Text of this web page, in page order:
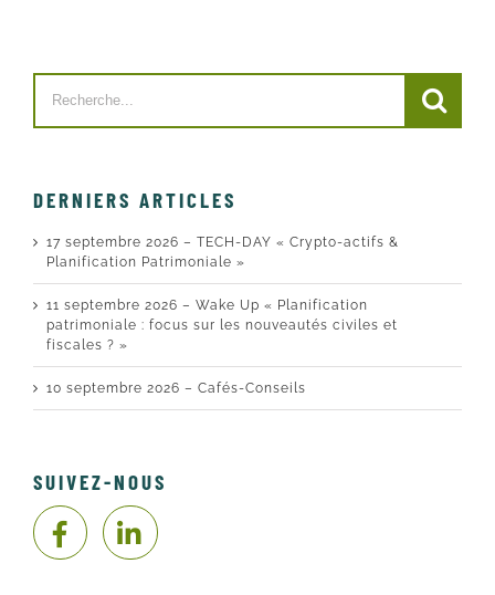
for:
DERNIERS ARTICLES
17 septembre 2026 – TECH-DAY « Crypto-actifs &
Planification Patrimoniale »
11 septembre 2026 – Wake Up « Planification
patrimoniale : focus sur les nouveautés civiles et
fiscales ? »
10 septembre 2026 – Cafés-Conseils
SUIVEZ-NOUS